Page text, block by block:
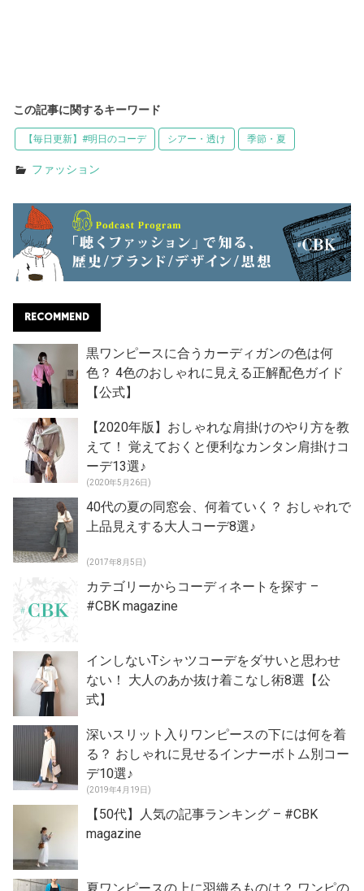
この記事に関するキーワード
【毎日更新】#明日のコーデ シアー・透け 季節・夏
ファッション
RECOMMEND
黒ワンピースに合うカーディガンの色は何
色？ 4色のおしゃれに見える正解配色ガイド
【公式】
【2020年版】おしゃれな肩掛けのやり方を教
えて！ 覚えておくと便利なカンタン肩掛けコ
ーデ13選♪
(2020年5月26日)
40代の夏の同窓会、何着ていく？ おしゃれで
上品見えする大人コーデ8選♪
(2017年8月5日)
カテゴリーからコーディネートを探す –
#CBK magazine
インしないTシャツコーデをダサいと思わせ
ない！ 大人のあか抜け着こなし術8選【公
式】
深いスリット入りワンピースの下には何を着
る？ おしゃれに見せるインナーボトム別コー
デ10選♪
(2019年4月19日)
【50代】人気の記事ランキング – #CBK
magazine